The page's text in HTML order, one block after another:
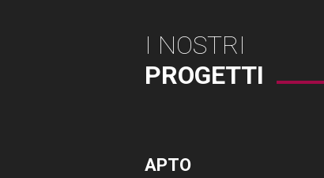
I NOSTRI
PROGETTI
APTO